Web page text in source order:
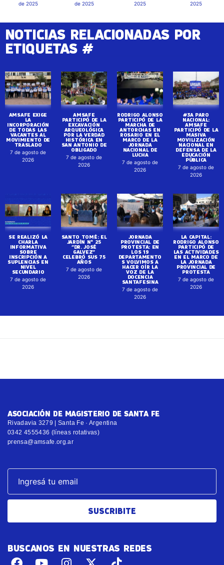
de 2025
de 2025
2025
2025
NOTICIAS RELACIONADAS POR
ETIQUETAS #
AMSAFE EXIGE
LA
INCORPORACIÓN
DE TODAS LAS
VACANTES AL
MOVIMIENTO DE
TRASLADO
7 de agosto de
2026
AMSAFE
PARTICIPÓ DE LA
EXCAVACIÓN
ARQUEOLÓGICA
POR LA VERDAD
HISTÓRICA EN
SAN ANTONIO DE
OBLIGADO
7 de agosto de
2026
RODRIGO ALONSO
PARTICIPÓ DE LA
MARCHA DE
ANTORCHAS EN
ROSARIO EN EL
MARCO DE LA
JORNADA
NACIONAL DE
LUCHA
7 de agosto de
2026
#3A PARO
NACIONAL:
AMSAFE
PARTICIPÓ DE LA
MASIVA
MOVILIZACIÓN
NACIONAL EN
DEFENSA DE LA
EDUCACIÓN
PÚBLICA
7 de agosto de
2026
SE REALIZÓ LA
CHARLA
INFORMATIVA
SOBRE
INSCRIPCIÓN A
SUPLENCIAS EN
NIVEL
SECUNDARIO
7 de agosto de
2026
SANTO TOMÉ: EL
JARDÍN N° 25
“DR. JOSÉ
GALVEZ”
CELEBRÓ SUS 75
AÑOS
7 de agosto de
2026
JORNADA
PROVINCIAL DE
PROTESTA: EN
LOS 19
DEPARTAMENTO
S VOLVIMOS A
HACER OÍR LA
VOZ DE LA
DOCENCIA
SANTAFESINA
7 de agosto de
2026
LA CAPITAL:
RODRIGO ALONSO
PARTICIPÓ DE
LAS ACTIVIDADES
EN EL MARCO DE
LA JORNADA
PROVINCIAL DE
PROTESTA
7 de agosto de
2026
ASOCIACIÓN DE MAGISTERIO DE SANTA FE
Rivadavia 3279 | Santa Fe · Argentina
0342 4555436 (líneas rotativas)
prensa@amsafe.org.ar
SUSCRIBITE
BUSCANOS EN NUESTRAS REDES